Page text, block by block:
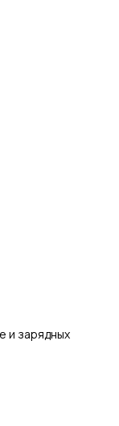
и зарядных